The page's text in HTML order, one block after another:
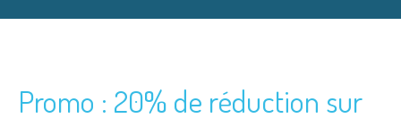
Promo : 20% de réduction sur